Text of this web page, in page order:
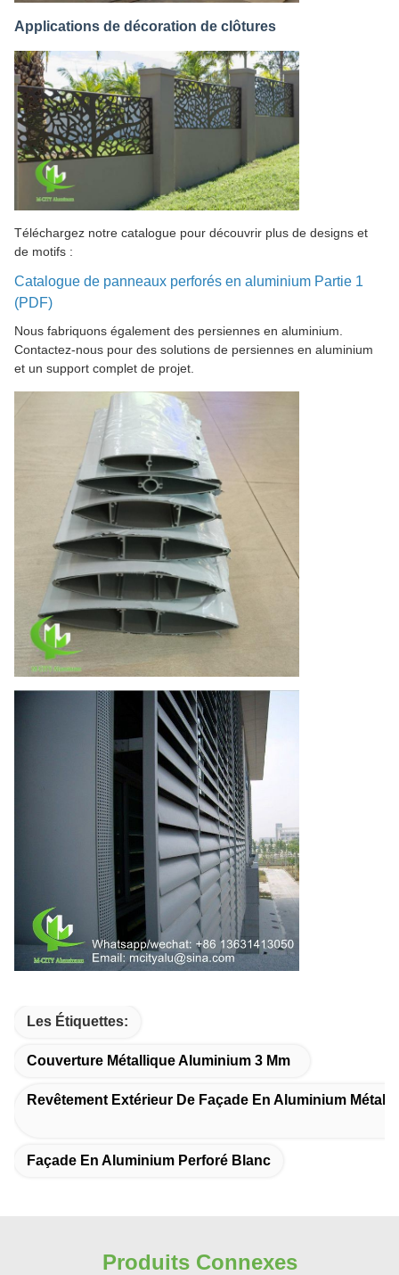
Applications de décoration de clôtures
Téléchargez notre catalogue pour découvrir plus de designs et
de motifs :
Catalogue de panneaux perforés en aluminium Partie 1
(PDF)
Nous fabriquons également des persiennes en aluminium.
Contactez-nous pour des solutions de persiennes en aluminium
et un support complet de projet.
Les Étiquettes:
Couverture Métallique Aluminium 3 Mm
Revêtement Extérieur De Façade En Aluminium
Façade En Aluminium Perforé Blanc
Produits Connexes